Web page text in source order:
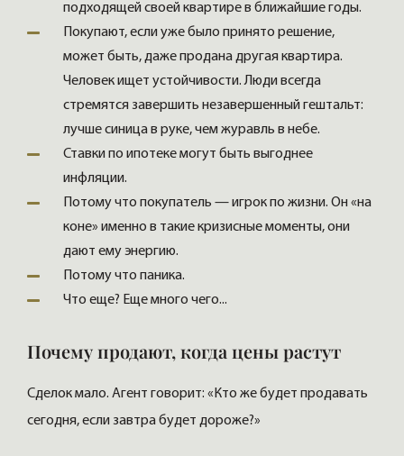
подходящей своей квартире в ближайшие годы.
Покупают, если уже было принято решение,
может быть, даже продана другая квартира.
Человек ищет устойчивости. Люди всегда
стремятся завершить незавершенный гештальт:
лучше синица в руке, чем журавль в небе.
Ставки по ипотеке могут быть выгоднее
инфляции.
Потому что покупатель — игрок по жизни. Он «на
коне» именно в такие кризисные моменты, они
дают ему энергию.
Потому что паника.
Что еще? Еще много чего...
Почему продают, когда цены растут
Сделок мало. Агент говорит: «Кто же будет продавать
сегодня, если завтра будет дороже?»